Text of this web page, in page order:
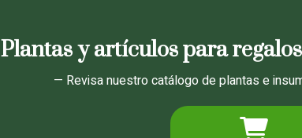
Plantas y artículos para
— Revisa nuestro catálogo de plantas e